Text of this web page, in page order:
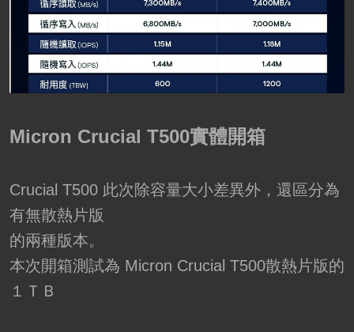
Micron Crucial T500實體開箱
Crucial T500 此次除容量大小差異外，還區分為
有無散熱片版
的兩種版本。
本次開箱測試為 Micron Crucial T500散熱片版的
１ＴＢ